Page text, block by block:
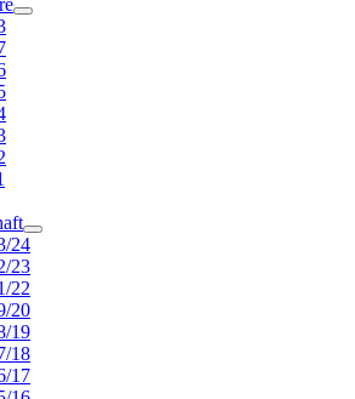
24
23
22
20
19
18
17